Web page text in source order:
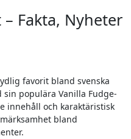
Fakta, Nyheter
favorit bland svenska
populära Vanilla Fudge-
innehåll och karaktäristisk
bland